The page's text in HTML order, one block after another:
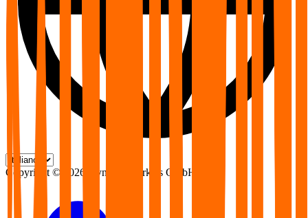
Copyright © 2026 DynamicMarkets GmbH